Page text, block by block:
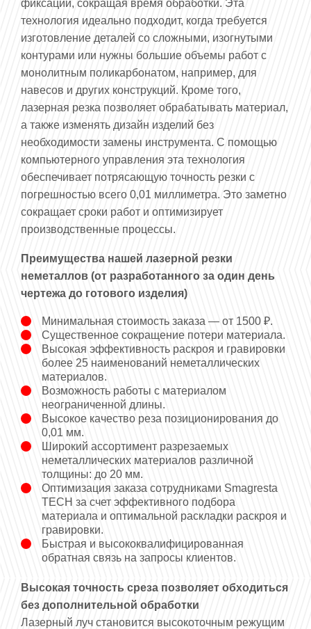
фиксации, сокращая время обработки. Эта
технология идеально подходит, когда требуется
изготовление деталей со сложными, изогнутыми
контурами или нужны большие объемы работ с
монолитным поликарбонатом, например, для
навесов и других конструкций. Кроме того,
лазерная резка позволяет обрабатывать материал,
а также изменять дизайн изделий без
необходимости замены инструмента. С помощью
компьютерного управления эта технология
обеспечивает потрясающую точность резки с
погрешностью всего 0,01 миллиметра. Это заметно
сокращает сроки работ и оптимизирует
производственные процессы.
Преимущества нашей лазерной резки
неметаллов (от разработанного за один день
чертежа до готового изделия)
Минимальная стоимость заказа — от 1500 ₽.
Существенное сокращение потери материала.
Высокая эффективность раскроя и гравировки
более 25 наименований неметаллических
материалов.
Возможность работы с материалом
неограниченной длины.
Высокое качество реза позиционирования до
0,01 мм.
Широкий ассортимент разрезаемых
неметаллических материалов различной
толщины: до 20 мм.
Оптимизация заказа сотрудниками Smagresta
ТЕСН за счет эффективного подбора
материала и оптимальной раскладки раскроя и
гравировки.
Быстрая и высококвалифицированная
обратная связь на запросы клиентов.
Высокая точность среза позволяет обходиться
без дополнительной обработки
Лазерный луч становится высокоточным режущим